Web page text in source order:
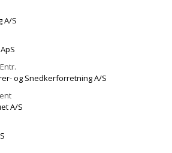
A/S
og Snedkerforretning A/S
A/S